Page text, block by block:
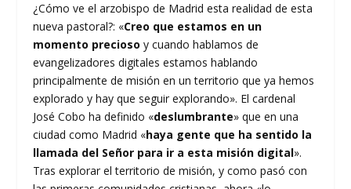
¿Cómo ve el arzobispo de Madrid esta realidad de esta
nueva pastoral?: «Creo que estamos en un
momento precioso y cuando hablamos de
evangelizadores digitales estamos hablando
principalmente de misión en un territorio que ya hemos
explorado y hay que seguir explorando». El cardenal
José Cobo ha definido «deslumbrante» que en una
ciudad como Madrid «haya gente que ha sentido la
llamada del Señor para ir a esta misión digital».
Tras explorar el territorio de misión, y como pasó con